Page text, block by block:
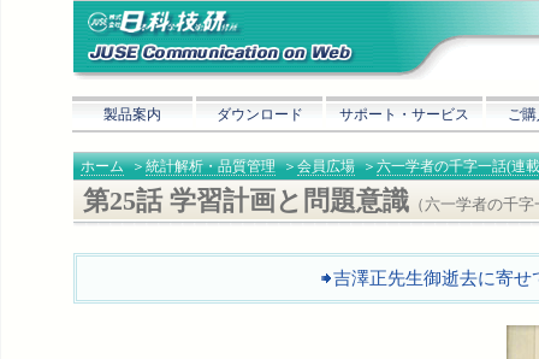
ホーム ＞統計解析・品質管理 ＞会員広場 ＞六一学者の千字一話(連
第25話 学習計画と問題意識 （六一学者の千
吉澤正先生御逝去に寄せ
製品案内 ダウンロード サポート・サービス ご